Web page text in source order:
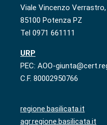
Viale Vincenzo
85100 Potenza PZ
Tel 0971 661111
URP
PEC: AOO-
C.F. 80002950766
regione.basilicata.it
agr.regione.basilicata.it